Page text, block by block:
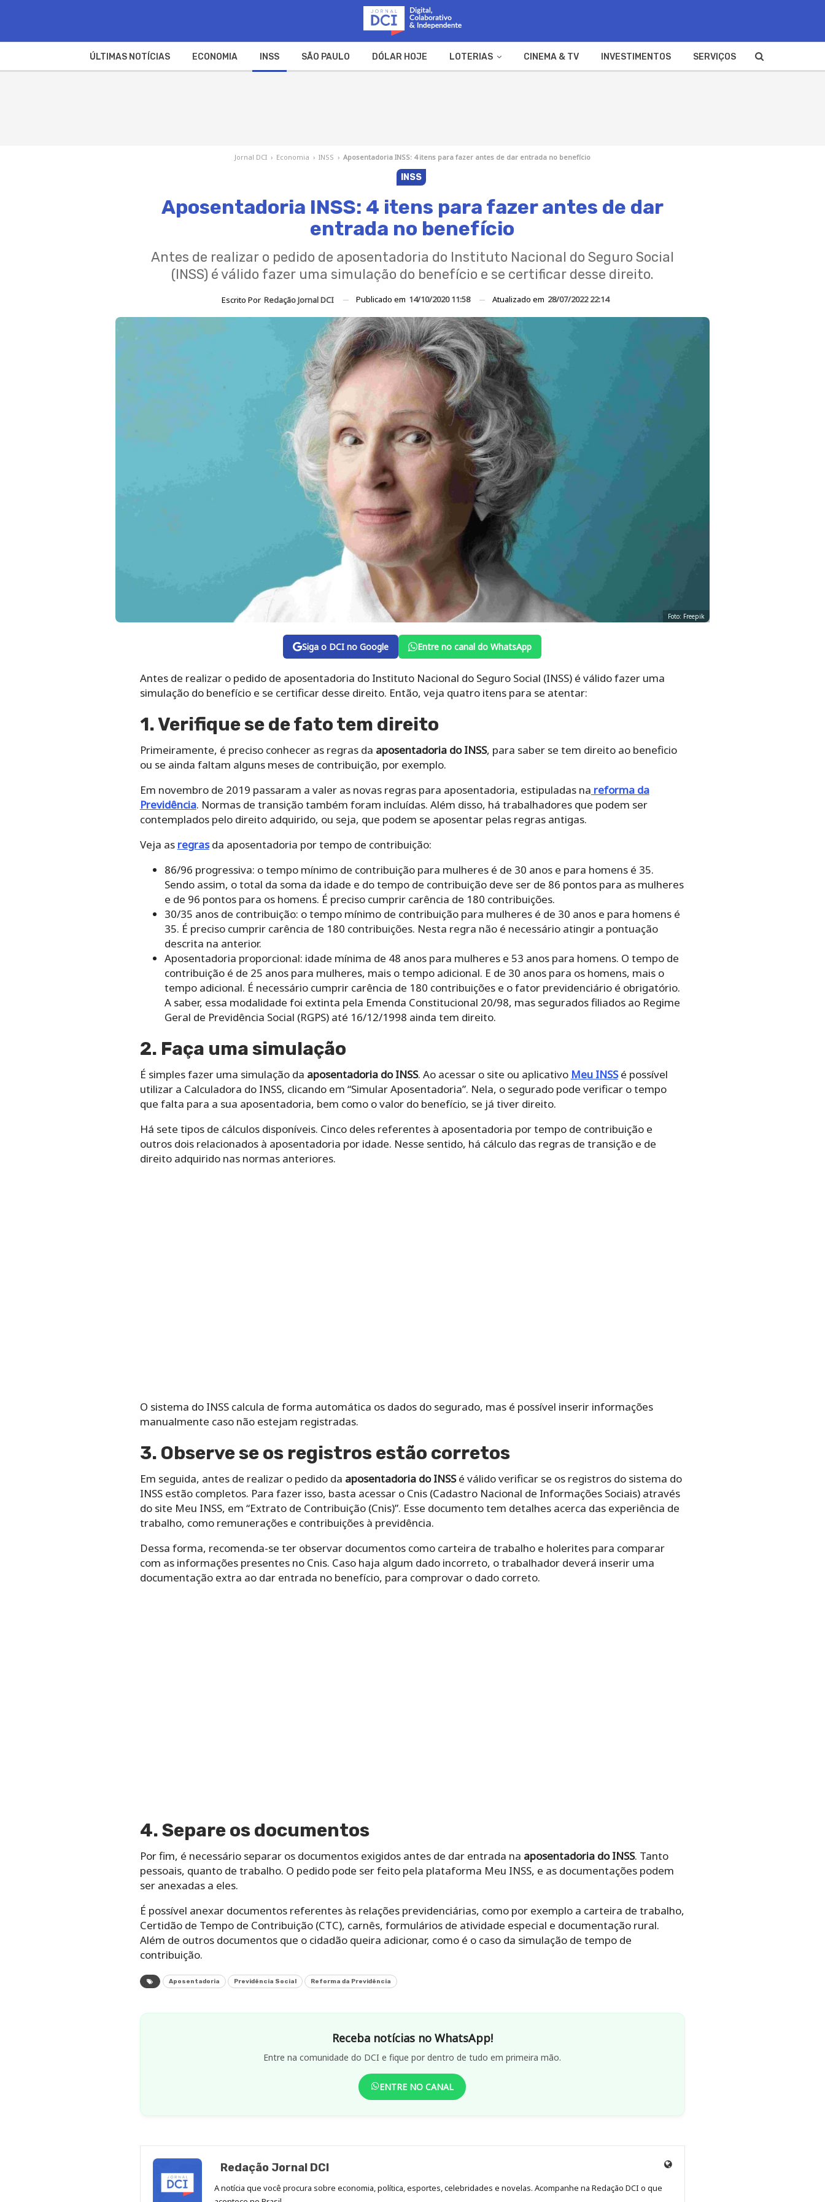
ÚLTIMAS NOTÍCIAS ECONOMIA INSS SÃO PAULO DÓLAR HOJE LOTERIAS CINEMA & TV INVESTIMENTOS SERVIÇOS
Jornal DCI › Economia › INSS › Aposentadoria INSS: 4 itens para fazer antes de dar entrada no benefício
INSS
Aposentadoria INSS: 4 itens para fazer antes de dar
entrada no benefício
Antes de realizar o pedido de aposentadoria do Instituto Nacional do Seguro Social
(INSS) é válido fazer uma simulação do benefício e se certificar desse direito.
Escrito Por Redação Jornal DCI Publicado em 14/10/2020 11:58 Atualizado em 28/07/2022 22:14
Foto: Freepik
Siga o DCI no Google Entre no canal do WhatsApp
Antes de realizar o pedido de aposentadoria do Instituto Nacional do Seguro Social (INSS) é válido fazer uma
simulação do benefício e se certificar desse direito. Então, veja quatro itens para se atentar:
1. Verifique se de fato tem direito
Primeiramente, é preciso conhecer as regras da aposentadoria do INSS, para saber se tem direito ao beneficio
ou se ainda faltam alguns meses de contribuição, por exemplo.
Em novembro de 2019 passaram a valer as novas regras para aposentadoria, estipuladas na reforma da
Previdência. Normas de transição também foram incluídas. Além disso, há trabalhadores que podem ser
contemplados pelo direito adquirido, ou seja, que podem se aposentar pelas regras antigas.
Veja as regrasda aposentadoria por tempo de contribuição:
86/96 progressiva: o tempo mínimo de contribuição para mulheres é de 30 anos e para homens é 35.
Sendo assim, o total da soma da idade e do tempo de contribuição deve ser de 86 pontos para as mulheres
e de 96 pontos para os homens. É preciso cumprir carência de 180 contribuições.
30/35 anos de contribuição: o tempo mínimo de contribuição para mulheres é de 30 anos e para homens é
35. É preciso cumprir carência de 180 contribuições. Nesta regra não é necessário atingir a pontuação
descrita na anterior.
Aposentadoria proporcional: idade mínima de 48 anos para mulheres e 53 anos para homens. O tempo de
contribuição é de 25 anos para mulheres, mais o tempo adicional. E de 30 anos para os homens, mais o
tempo adicional. É necessário cumprir carência de 180 contribuições e o fator previdenciário é obrigatório.
A saber, essa modalidade foi extinta pela Emenda Constitucional 20/98, mas segurados filiados ao Regime
Geral de Previdência Social (RGPS) até 16/12/1998 ainda tem direito.
2. Faça uma simulação
É simples fazer uma simulação da aposentadoria do INSS. Ao acessar o site ou aplicativo Meu INSSé possível
utilizar a Calculadora do INSS, clicando em “Simular Aposentadoria”. Nela, o segurado pode verificar o tempo
que falta para a sua aposentadoria, bem como o valor do benefício, se já tiver direito.
Há sete tipos de cálculos disponíveis. Cinco deles referentes à aposentadoria por tempo de contribuição e
outros dois relacionados à aposentadoria por idade. Nesse sentido, há cálculo das regras de transição e de
direito adquirido nas normas anteriores.
O sistema do INSS calcula de forma automática os dados do segurado, mas é possível inserir informações
manualmente caso não estejam registradas.
3. Observe se os registros estão corretos
Em seguida, antes de realizar o pedido da aposentadoria do INSSé válido verificar se os registros do sistema do
INSS estão completos. Para fazer isso, basta acessar o Cnis (Cadastro Nacional de Informações Sociais) através
do site Meu INSS, em “Extrato de Contribuição (Cnis)”. Esse documento tem detalhes acerca das experiência de
trabalho, como remunerações e contribuições à previdência.
Dessa forma, recomenda-se ter observar documentos como carteira de trabalho e holerites para comparar
com as informações presentes no Cnis. Caso haja algum dado incorreto, o trabalhador deverá inserir uma
documentação extra ao dar entrada no benefício, para comprovar o dado correto.
4. Separe os documentos
Por fim, é necessário separar os documentos exigidos antes de dar entrada na aposentadoria do INSS. Tanto
pessoais, quanto de trabalho. O pedido pode ser feito pela plataforma Meu INSS, e as documentações podem
ser anexadas a eles.
É possível anexar documentos referentes às relações previdenciárias, como por exemplo a carteira de trabalho,
Certidão de Tempo de Contribuição (CTC), carnês, formulários de atividade especial e documentação rural.
Além de outros documentos que o cidadão queira adicionar, como é o caso da simulação de tempo de
contribuição.
Aposentadoria Previdência Social Reforma da Previdência
Receba notícias no WhatsApp!
Entre na comunidade do DCI e fique por dentro de tudo em primeira mão.
ENTRE NO CANAL
Redação Jornal DCI
Site
A notícia que você procura sobre economia, política, esportes, celebridades e novelas. Acompanhe na Redação DCI o que